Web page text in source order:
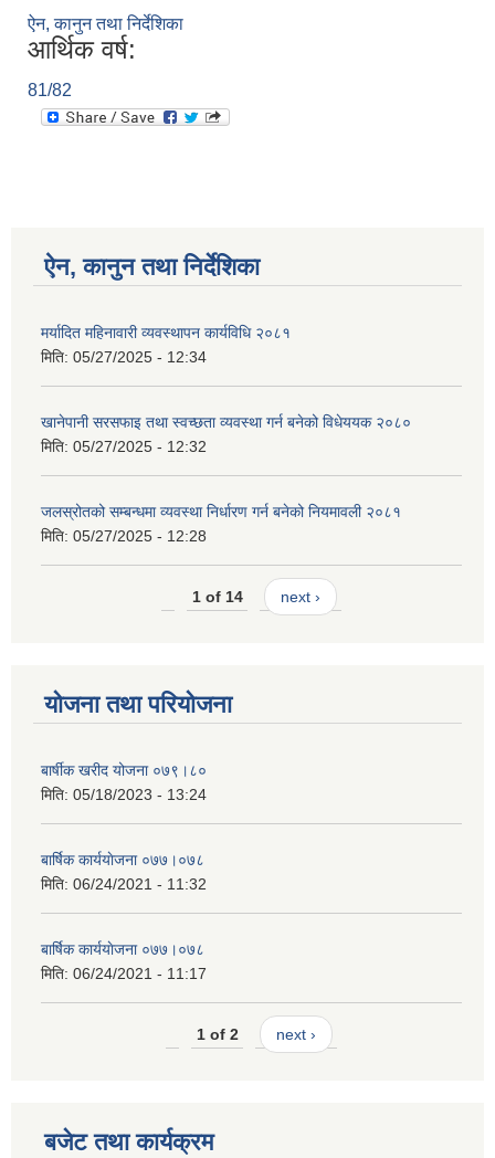
ऐन, कानुन तथा निर्देशिका
आर्थिक वर्ष:
81/82
ऐन, कानुन तथा निर्देशिका
मर्यादित महिनावारी व्यवस्थापन कार्यविधि २०८१
मिति: 05/27/2025 - 12:34
खानेपानी सरसफाइ तथा स्वच्छता व्यवस्था गर्न बनेको विधेययक २०८०
मिति: 05/27/2025 - 12:32
जलस्रोतको सम्बन्धमा व्यवस्था निर्धारण गर्न बनेको नियमावली २०८१
मिति: 05/27/2025 - 12:28
1 of 14 next ›
योजना तथा परियोजना
बार्षीक खरीद योजना ०७९।८०
मिति: 05/18/2023 - 13:24
बार्षिक कार्ययाेजना ०७७।०७८
मिति: 06/24/2021 - 11:32
बार्षिक कार्ययाेजना ०७७।०७८
मिति: 06/24/2021 - 11:17
1 of 2 next ›
बजेट तथा कार्यक्रम